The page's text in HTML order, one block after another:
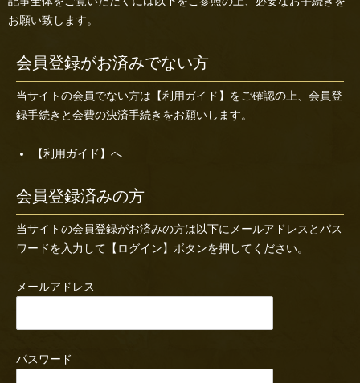
お願い致します。
会員登録がお済みでない方
当サイトの会員でない方は 【利用ガイド】 をご確認の上、会員登
録手続きと会費の決済手続きをお願いします。
【利用ガイド】へ
会員登録済みの方
当サイトの会員登録がお済みの方は以下にメールアドレスとパス
ワードを入力して【ログイン】ボタンを押してください。
メールアドレス
パスワード